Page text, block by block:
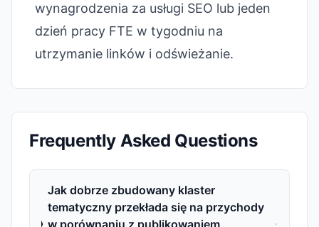
wynagrodzenia za usługi SEO lub jeden
dzień pracy FTE w tygodniu na
utrzymanie linków i odświeżanie.
Frequently Asked Questions
Jak dobrze zbudowany klaster
tematyczny przekłada się na przychody
w porównaniu z publikowaniem